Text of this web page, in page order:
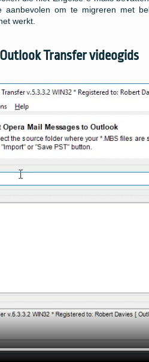
aanbevolen om te migreren met
werkt.
Transfer videogids